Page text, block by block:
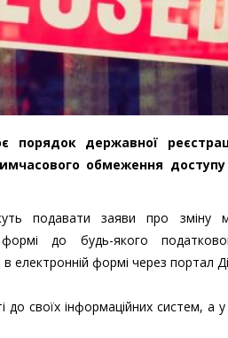
порядок державної
обмеження
подавати заяви про зміну
формі до будь-якого
електронній формі через портал
до своїх інформаційних систем,